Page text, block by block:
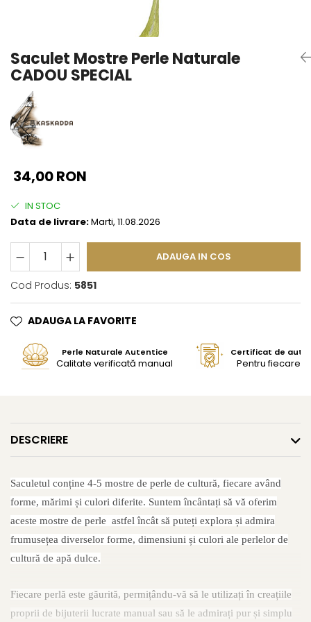
Pandantive cu Perle
Brose cu Perle
Saculet Mostre Perle Naturale
CADOU SPECIAL
34,00 RON
IN STOC
Data de livrare:Marti, 11.08.2026
ADAUGA IN COS
Cod Produs: 5851
ADAUGA LA FAVORITE
Perle Naturale Autentice
Calitate verificată manual
Certificat de
Pentru fiecare
DESCRIERE
Saculetul conține 4-5 mostre de perle de cultură, fiecare având
forme, mărimi și culori diferite. Suntem încântați să vă oferim
aceste mostre de perle astfel încât să puteți explora și admira
frumusețea diverselor forme, dimensiuni și culori ale perlelor de
cultură de apă dulce.
Fiecare perlă este găurită, permițându-vă să le utilizați în creațiile
proprii de bijuterii lucrate manual sau să le admirați pur și simplu